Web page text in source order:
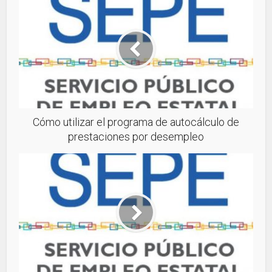
Cómo utilizar el programa de autocálculo de
prestaciones por desempleo